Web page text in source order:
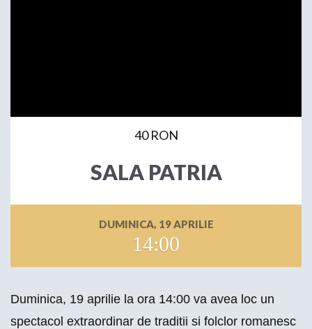
40 RON
SALA PATRIA
DUMINICA, 19 APRILIE
14:00
Duminica, 19 aprilie la ora 14:00 va avea loc un
spectacol extraordinar de traditii si folclor romanesc